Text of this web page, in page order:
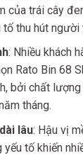
của trái cây
tố thu hút
: Nhiều khách
Rato Bin 68
bởi chất
tháng.
lâu: Hậu vị
tố khiến